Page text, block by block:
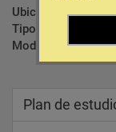
Ubicación:
Tipo:
Modalidad:
Plan de